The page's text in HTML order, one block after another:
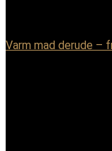
Varm mad derude –